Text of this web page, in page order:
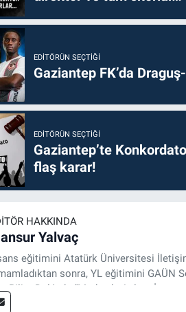
EDITÖRÜN SEÇTIĞI
Gaziantep FK’da
EDITÖRÜN SEÇTIĞI
Gaziantep’te
flaş karar!
HAKKINDA
Yalvaç
eğitimini Atatürk Üniversitesi
sonra, YL eğitimini GAÜN
Bilim Dalı'nda “Medyada Anlam
yılında başladığı profesyonel